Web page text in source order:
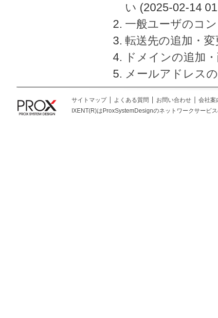
い (2025-02-14
一般ユーザのコ
転送先の追加・
ドメインの追加
メールアドレス
サイトマップ よくある質問 お問い合わせ
会社案
IXENT(R)はProxSystemDesignのネットワークサービ